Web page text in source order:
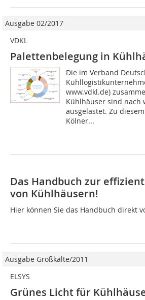
Ausgabe 02/2017
VDKL
Palettenbelegung in
Die im Verband
www.vdkl.de)
Kühlhäuser sind nach
ausgelastet. Zu
Kölner...
Das Handbuch zur
von Kühlhäusern!
Hier können Sie das Handbuch direkt
Ausgabe Großkälte/2011
ELSYS
Grünes Licht für